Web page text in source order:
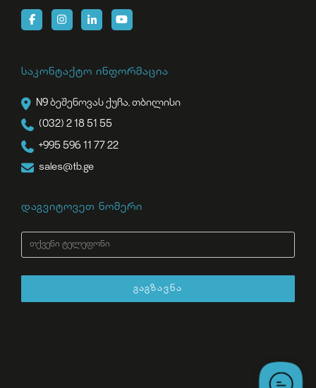
საკონტაქტო ინფორმაცია
N9 ბეშენოვას ქუჩა, თბილისი
(032) 2 18 51 55
+995 596 11 77 22
sales@tb.ge
დაგვიტოვეთ ნომერი